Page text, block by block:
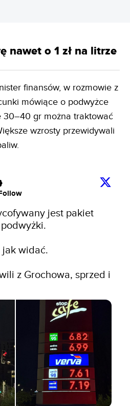
nawet o 1 zł na litrze
finansów, w rozmowie z
mówiące o podwyżce
30–40 gr można traktować
wzrosty przewidywali
jest pakiet
jak widać.
z Grochowa, sprzed i